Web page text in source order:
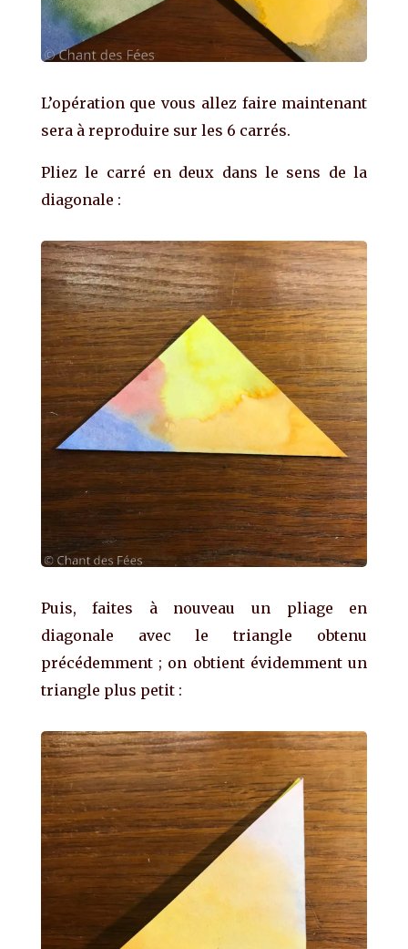
L’opération que vous allez faire maintenant
sera à reproduire sur les 6 carrés.
Pliez le carré en deux dans le sens de la
diagonale :
Puis, faites à nouveau un pliage en
diagonale avec le triangle obtenu
précédemment ; on obtient évidemment un
triangle plus petit :